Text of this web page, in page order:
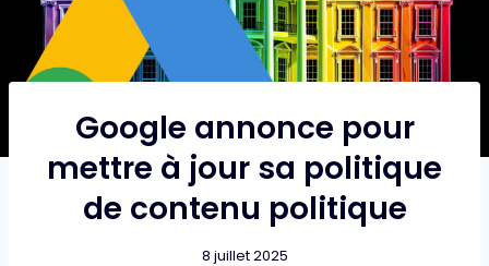
Google annonce pour
mettre à jour sa politique
de contenu politique
8 juillet 2025